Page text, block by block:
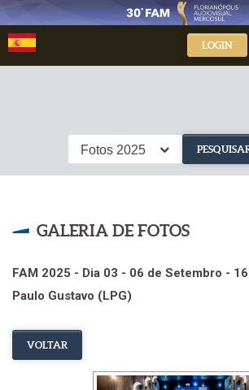
LOGIN
Fotos 2025
GALERIA DE FOTOS
FAM 2025 - Dia 03 - 06 de Setembro -
Paulo Gustavo (LPG)
VOLTAR